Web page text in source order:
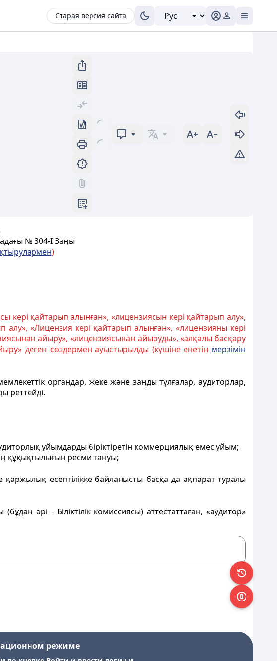
Старая версия сайта
№ 304-I Заңы
қтырулармен)
кері қайтарып алынған», «лицензиясын кері қайтарып алу»,
«Лицензия кері қайтарып алынған», «лицензияны кері
айыру», «лицензиясынан айыруды», «алқалы басқару
деген сөздермен ауыстырылды (күшіне енетін мерзімін
органдар, жеке және заңды тұлғалар, аудиторлар,
реттейді.
ұйымдарды біріктіретін коммерциялық емес ұйым;
құқықтылығын ресми тануы;
қаржылық есептілікке байланысты басқа да ақпарат туралы
әрі - Біліктілік комиссиясы) аттестаттаған, «аудитор»
режиме